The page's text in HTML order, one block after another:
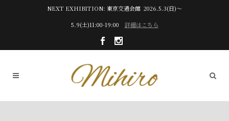
NEXT EXHIBITION: 東京交通会館 2026.5.3(日)～
5.9(土)11:00-19:00 詳細はこちら